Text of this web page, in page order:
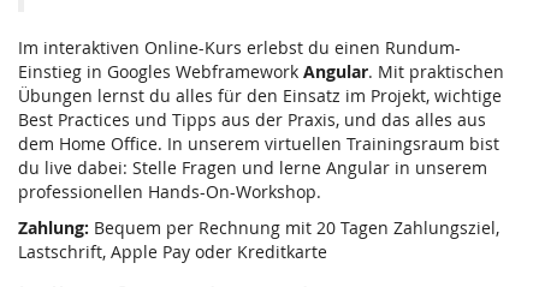
Im interaktiven Online-Kurs erlebst du einen Rundum-
Einstieg in Googles Webframework Angular. Mit praktischen
Übungen lernst du alles für den Einsatz im Projekt, wichtige
Best Practices und Tipps aus der Praxis, und das alles aus
dem Home Office. In unserem virtuellen Trainingsraum bist
du live dabei: Stelle Fragen und lerne Angular in unserem
professionellen Hands-On-Workshop.
Zahlung: Bequem per Rechnung mit 20 Tagen Zahlungsziel,
Lastschrift, Apple Pay oder Kreditkarte